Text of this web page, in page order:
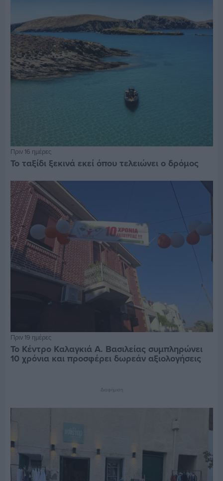
Πριν 16 ημέρες
Το ταξίδι ξεκινά εκεί όπου τελειώνει ο δρόμος
Πριν 19 ημέρες
Το Κέντρο Καλαγκιά Α. Βασιλείας συμπληρώνει
10 χρόνια και προσφέρει δωρεάν αξιολογήσεις
Διαφήμιση